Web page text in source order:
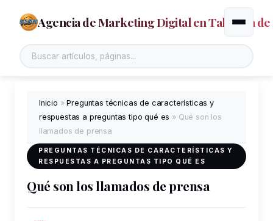
Agencia de Marketing Digital en Talavera de
Buscar en el sitio
Alternar
Inicio »Preguntas técnicas de características y
respuestas a preguntas tipo qué es » Qué son los
llamados de prensa
PREGUNTAS TÉCNICAS DE CARACTERÍSTICAS Y
RESPUESTAS A PREGUNTAS TIPO QUÉ ES
Qué son los llamados de prensa